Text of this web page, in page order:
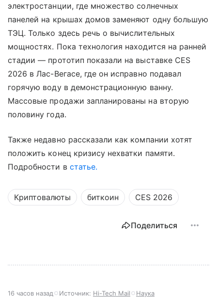
электростанции, где множество солнечных
панелей на крышах домов заменяют одну большую
ТЭЦ. Только здесь речь о вычислительных
мощностях. Пока технология находится на ранней
стадии — прототип показали на выставке CES
2026 в Лас-Вегасе, где он исправно подавал
горячую воду в демонстрационную ванну.
Массовые продажи запланированы на вторую
половину года.
Также недавно рассказали как компании хотят
положить конец кризису нехватки памяти.
Подробности в статье.
Криптовалюты биткоин CES 2026
Поделиться
16 часов назад Источник: Hi-Tech Mail Наука